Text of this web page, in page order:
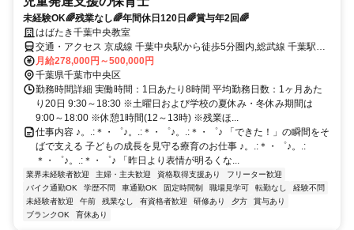
未経験OK🌈残業なし🌈年間休日120日🌈賞与年2回🌈
はばたき千葉中央教室
交通・アクセス 京成線 千葉中央駅から徒歩5分圏内,総武線 千葉駅か
ら徒歩7分
月給278,000円～500,000円
千葉県千葉市中央区
勤務時間詳細 実働時間：1日あたり8時間 平均勤務日数：1ヶ月あた
り20日 9:30～18:30 ※土曜日および学校の夏休み・冬休み期間は
9:00～18:00 ※休憩1時間(12～13時) ※残業ほ...
仕事内容 ♪。.:＊・゜♪。.:＊・゜♪。.:＊・゜♪ 「できた！」の瞬間をそ
ばで支える 子どもの成長を見守る療育のお仕事 ♪。.:＊・゜♪。.:
＊・゜♪。.:＊・゜♪ 「昨日より表情が明るくな...
業界未経験者歓迎 主婦・主夫歓迎 資格取得支援あり
フリーター歓迎
バイク通勤OK
学歴不問 車通勤OK 固定時間制 職場見学可 転勤なし
経験不問
未経験者歓迎
午前 残業なし 有資格者歓迎 研修あり 夕方
賞与あり
ブランクOK
育休あり